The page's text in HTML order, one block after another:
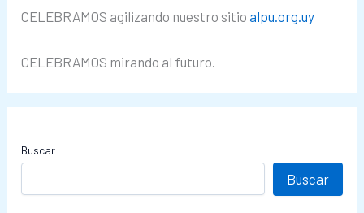
CELEBRAMOS agilizando nuestro sitioalpu.org.uy
CELEBRAMOS mirando al futuro.
Buscar
Buscar